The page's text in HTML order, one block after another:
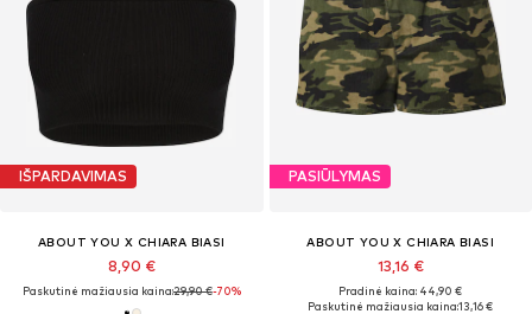
IŠPARDAVIMAS
ABOUT YOU X CHIARA BIASI
8,90 €
Paskutinė mažiausia kaina:29,90 €-70%
PASIŪLYMAS
ABOUT YOU X CHIARA BIASI
13,16 €
Pradinė kaina: 44,90 €
Paskutinė mažiausia kaina:13,16 €